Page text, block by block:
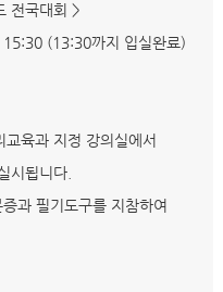
전국대회 >
(13:30까지 입실완료)
육과 지정 강의실에서
시됩니다.
과 필기도구를 지참하여